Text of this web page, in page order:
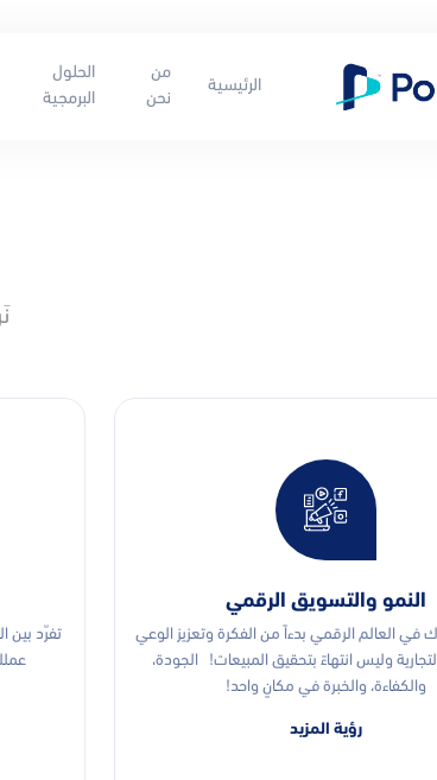
الرئيسية
من
نحن
الحلول
البرمجية
النمو والتسويق الرقمي
في العالم الرقمي بدءاً من الفكرة وتعزيز الوعي
وليس انتهاءً بتحقيق المبيعات! الجودة،
والكفاءة، والخبرة في مكانٍ واحد!
رؤية المزيد
تفرّد بين